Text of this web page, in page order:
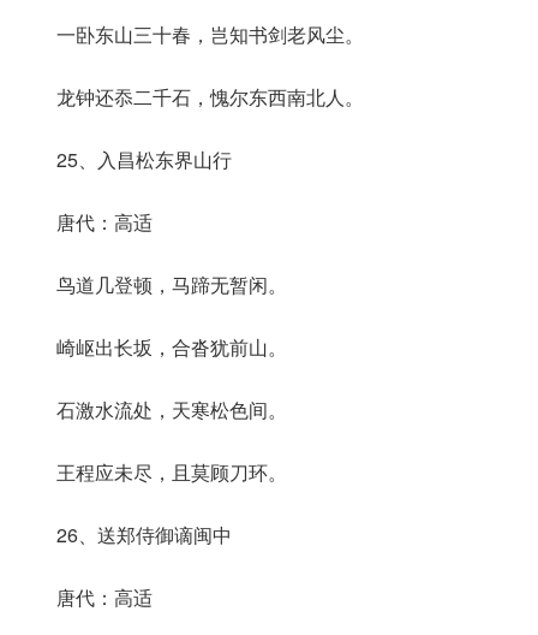
一卧东山三十春，岂知书剑老风尘。
龙钟还忝二千石，愧尔东西南北人。
25、入昌松东界山行
唐代：高适
鸟道几登顿，马蹄无暂闲。
崎岖出长坂，合沓犹前山。
石激水流处，天寒松色间。
王程应未尽，且莫顾刀环。
26、送郑侍御谪闽中
唐代：高适